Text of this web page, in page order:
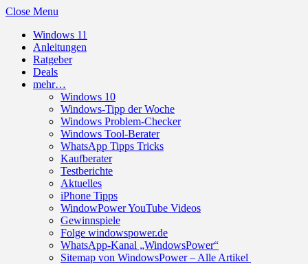
Close Menu
Windows 11
Anleitungen
Ratgeber
Deals
mehr…
Windows 10
Windows-Tipp der Woche
Windows Problem-Checker
Windows Tool-Berater
WhatsApp Tipps Tricks
Kaufberater
Testberichte
Aktuelles
iPhone Tipps
WindowPower YouTube Videos
Gewinnspiele
Folge windowspower.de
WhatsApp-Kanal „WindowsPower“
Sitemap von WindowsPower – Alle Artikel